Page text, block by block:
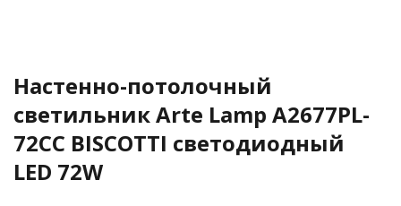
Настенно-потолочный
светильник Arte Lamp A2677PL-
72CC BISCOTTI светодиодный
LED 72W